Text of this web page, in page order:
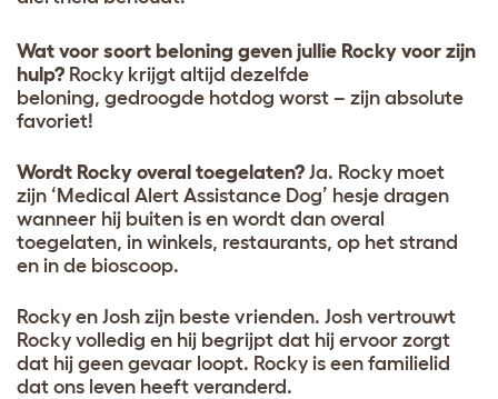
Wat voor soort beloning geven jullie Rocky voor zijn
hulp? Rocky krijgt altijd dezelfde
beloning, gedroogde hotdog worst – zijn absolute
favoriet!
Wordt Rocky overal toegelaten? Ja. Rocky moet
zijn ‘Medical Alert Assistance Dog’ hesje dragen
wanneer hij buiten is en wordt dan overal
toegelaten, in winkels, restaurants, op het strand
en in de bioscoop.
Rocky en Josh zijn beste vrienden. Josh vertrouwt
Rocky volledig en hij begrijpt dat hij ervoor zorgt
dat hij geen gevaar loopt. Rocky is een familielid
dat ons leven heeft veranderd.